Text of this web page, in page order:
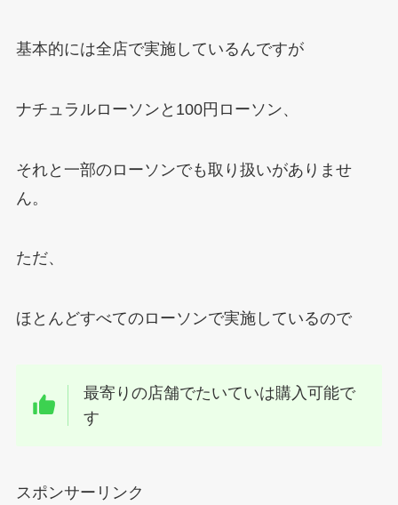
基本的には全店で実施しているんですが
ナチュラルローソンと100円ローソン、
それと一部のローソンでも取り扱いがありませ
ん。
ただ、
ほとんどすべてのローソンで実施しているので
最寄りの店舗でたいていは購入可能で
す
スポンサーリンク